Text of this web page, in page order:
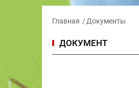
Главная Документы
ДОКУМЕНТ